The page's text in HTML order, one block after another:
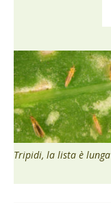
Tripidi, la lista è lunga